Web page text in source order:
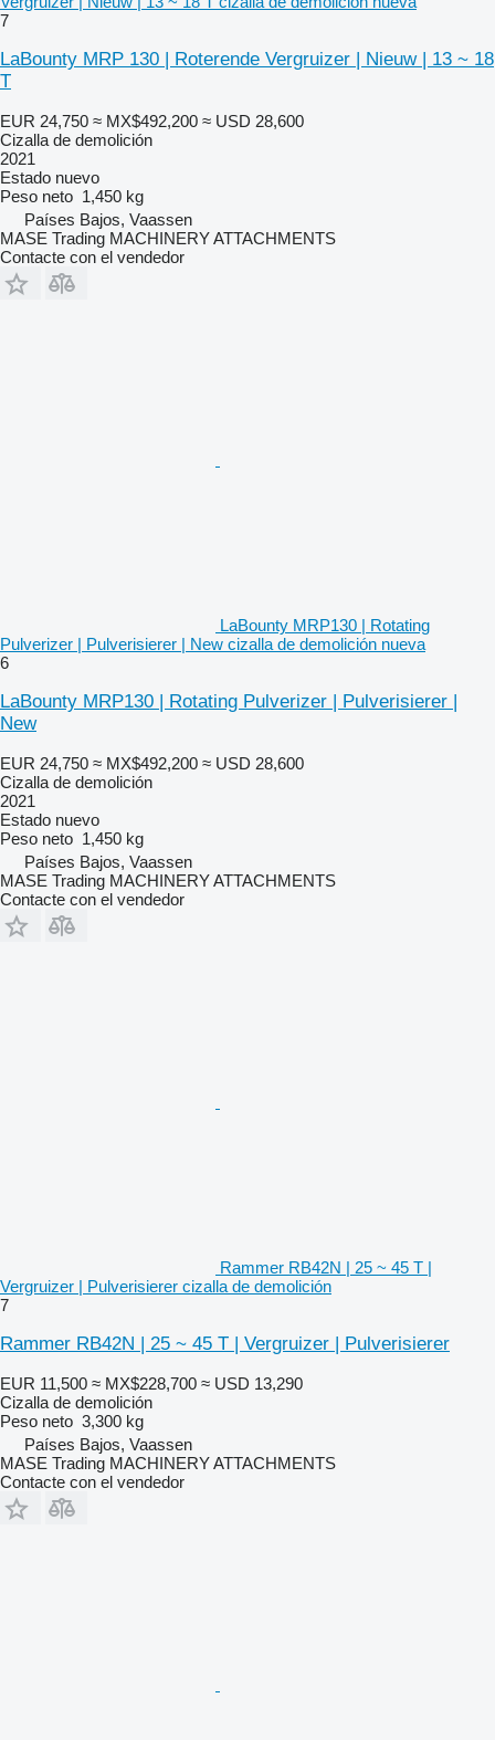
7
LaBounty MRP 130 | Roterende Vergruizer | Nieuw | 13 ~ 18
T
EUR 24,750 ≈ MX$492,200 ≈ USD 28,600
Cizalla de demolición
2021
Estado nuevo
Peso neto 1,450 kg
Países Bajos, Vaassen
MASE Trading MACHINERY ATTACHMENTS
Contacte con el vendedor
LaBounty MRP130 | Rotating
Pulverizer | Pulverisierer | New cizalla de demolición nueva
6
LaBounty MRP130 | Rotating Pulverizer | Pulverisierer |
New
EUR 24,750 ≈ MX$492,200 ≈ USD 28,600
Cizalla de demolición
2021
Estado nuevo
Peso neto 1,450 kg
Países Bajos, Vaassen
MASE Trading MACHINERY ATTACHMENTS
Contacte con el vendedor
Rammer RB42N | 25 ~ 45 T |
Vergruizer | Pulverisierer cizalla de demolición
7
Rammer RB42N | 25 ~ 45 T | Vergruizer | Pulverisierer
EUR 11,500 ≈ MX$228,700 ≈ USD 13,290
Cizalla de demolición
Peso neto 3,300 kg
Países Bajos, Vaassen
MASE Trading MACHINERY ATTACHMENTS
Contacte con el vendedor